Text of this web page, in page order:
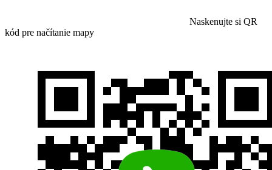
Naskenujte si QR
kód pre načítanie mapy